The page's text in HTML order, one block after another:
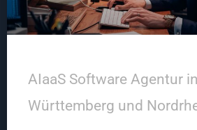
AIaaS Software Agentur
Württemberg und